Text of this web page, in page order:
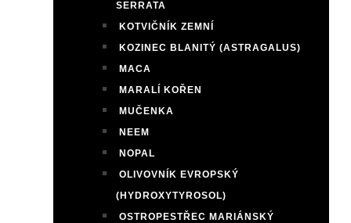
SERRATA
KOTVIČNÍK ZEMNÍ
KOZINEC BLANITÝ (ASTRAGALUS)
MACA
MARALÍ KOŘEN
MUČENKA
NEEM
NOPAL
OLIVOVNÍK EVROPSKÝ
(HYDROXYTYROSOL)
OSTROPESTŘEC MARIÁNSKÝ